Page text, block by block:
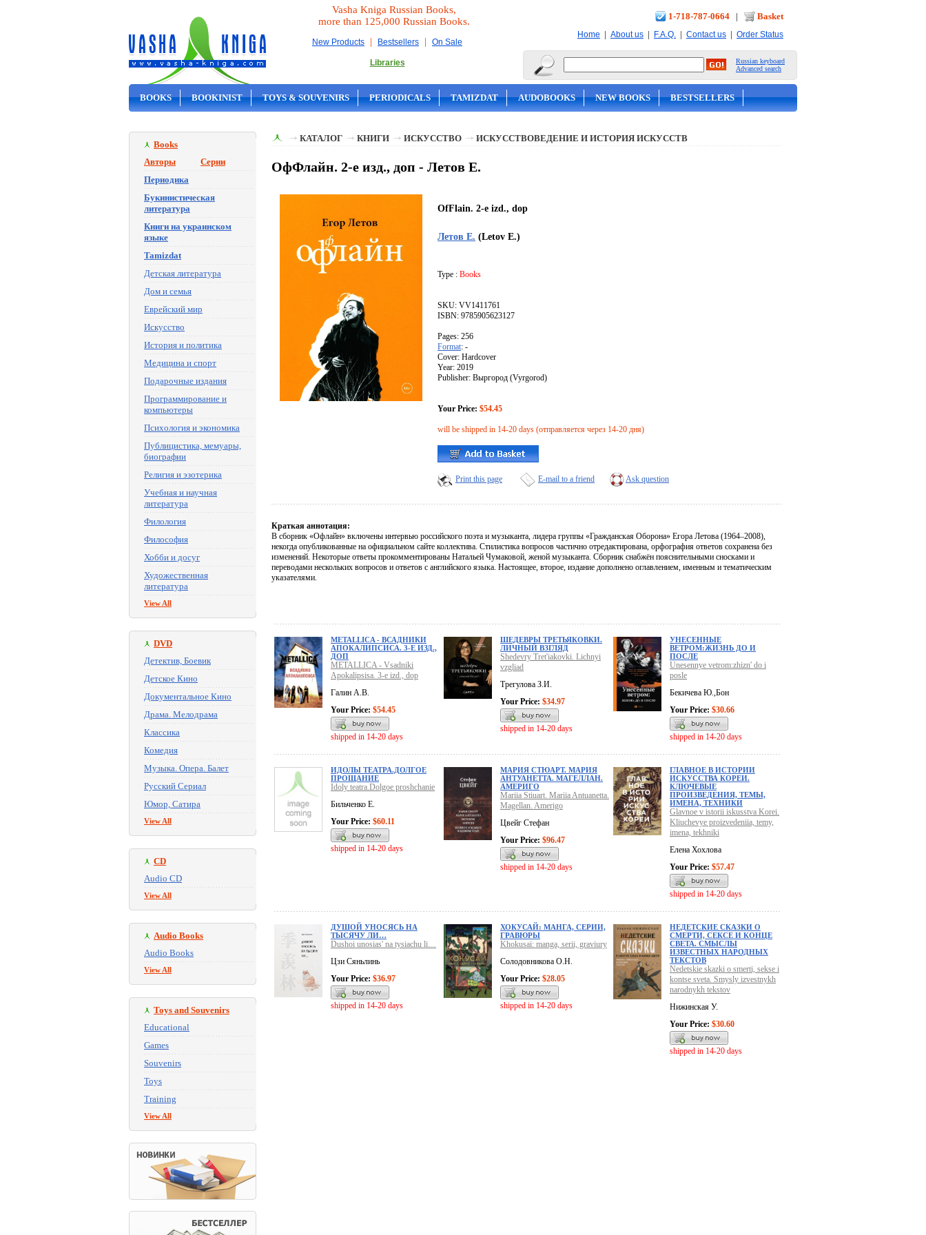
Vasha Kniga Russian Books,
more than 125,000 Russian Books.
New Products | Bestsellers | On Sale
Libraries
1-718-787-0664 | Basket
Home | About us | F.A.Q. | Contact us | Order Status
Russian keyboard
Advanced search
BOOKS BOOKINIST TOYS & SOUVENIRS PERIODICALS TAMIZDAT AUDOBOOKS NEW BOOKS BESTSELLERS
Books
Авторы
Серии
Периодика
Букинистическая
литература
Книги на украинском
языке
Tamizdat
Детская литература
Дом и семья
Еврейский мир
Искусство
История и политика
Медицина и спорт
Подарочные издания
Программирование и
компьютеры
Психология и экономика
Публицистика, мемуары,
биографии
Религия и эзотерика
Учебная и научная
литература
Филология
Философия
Хобби и досуг
Художественная
литература
View All
DVD
Детектив, Боевик
Детское Кино
Документальное Кино
Драма. Мелодрама
Классика
Комедия
Музыка. Опера. Балет
Русский Сериал
Юмор, Сатира
View All
CD
Audio CD
View All
Audio Books
Audio Books
View All
Toys and Souvenirs
Educational
Games
Souvenirs
Toys
Training
View All
КАТАЛОГ КНИГИ ИСКУССТВО ИСКУССТВОВЕДЕНИЕ И ИСТОРИЯ ИСКУССТВ
ОфФлайн. 2-е изд., доп - Летов Е.
OfFlain. 2-e izd., dop
Летов Е. (Letov E.)
Type : Books
SKU: VV1411761
ISBN: 9785905623127
Pages: 256
Format: -
Cover: Hardcover
Year: 2019
Publisher: Выргород (Vyrgorod)
Your Price: $54.45
will be shipped in 14-20 days (отправляется через 14-20 дня)
Print this page E-mail to a friend Ask question
Краткая аннотация:
В сборник «Офлайн» включены интервью российского поэта и музыканта, лидера группы «Гражданская Оборона» Егора Летова (1964–2008),
некогда опубликованные на официальном сайте коллектива. Стилистика вопросов частично отредактирована, орфография ответов сохранена без
изменений. Некоторые ответы прокомментированы Натальей Чумаковой, женой музыканта. Сборник снабжён пояснительными сносками и
переводами нескольких вопросов и ответов с английского языка. Настоящее, второе, издание дополнено оглавлением, именным и тематическим
указателями.
METALLICA - ВСАДНИКИ
АПОКАЛИПСИСА. 3-Е ИЗД.,
ДОП
METALLICA - Vsadniki
Apokalipsisa. 3-e izd., dop
Галин А.В.
Your Price: $54.45
shipped in 14-20 days
ШЕДЕВРЫ ТРЕТЬЯКОВКИ.
ЛИЧНЫЙ ВЗГЛЯД
Shedevry Tret'iakovki. Lichnyi
vzgliad
Трегулова З.И.
Your Price: $34.97
shipped in 14-20 days
УНЕСЕННЫЕ
ВЕТРОМ:ЖИЗНЬ ДО И
ПОСЛЕ
Unesennye vetrom:zhizn' do i
posle
Бекичева Ю.,Бон
Your Price: $30.66
shipped in 14-20 days
ИДОЛЫ ТЕАТРА.ДОЛГОЕ
ПРОЩАНИЕ
Idoly teatra.Dolgoe proshchanie
Бильченко Е.
Your Price: $60.11
shipped in 14-20 days
МАРИЯ СТЮАРТ. МАРИЯ
АНТУАНЕТТА. МАГЕЛЛАН.
АМЕРИГО
Mariia Stiuart. Mariia Antuanetta.
Magellan. Amerigo
Цвейг Стефан
Your Price: $96.47
shipped in 14-20 days
ГЛАВНОЕ В ИСТОРИИ
ИСКУССТВА КОРЕИ.
КЛЮЧЕВЫЕ
ПРОИЗВЕДЕНИЯ, ТЕМЫ,
ИМЕНА, ТЕХНИКИ
Glavnoe v istorii iskusstva Korei.
Kliuchevye proizvedeniia, temy,
imena, tekhniki
Елена Хохлова
Your Price: $57.47
shipped in 14-20 days
ДУШОЙ УНОСЯСЬ НА
ТЫСЯЧУ ЛИ…
Dushoi unosias' na tysiachu li…
Цзи Сяньлинь
Your Price: $36.97
shipped in 14-20 days
ХОКУСАЙ: МАНГА, СЕРИИ,
ГРАВЮРЫ
Khokusai: manga, serii, graviury
Солодовникова О.Н.
Your Price: $28.05
shipped in 14-20 days
НЕДЕТСКИЕ СКАЗКИ О
СМЕРТИ, СЕКСЕ И КОНЦЕ
СВЕТА. СМЫСЛЫ
ИЗВЕСТНЫХ НАРОДНЫХ
ТЕКСТОВ
Nedetskie skazki o smerti, sekse i
kontse sveta. Smysly izvestnykh
narodnykh tekstov
Нижинская У.
Your Price: $30.60
shipped in 14-20 days